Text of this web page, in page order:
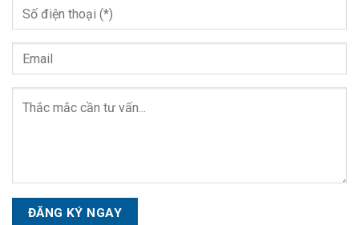
Please